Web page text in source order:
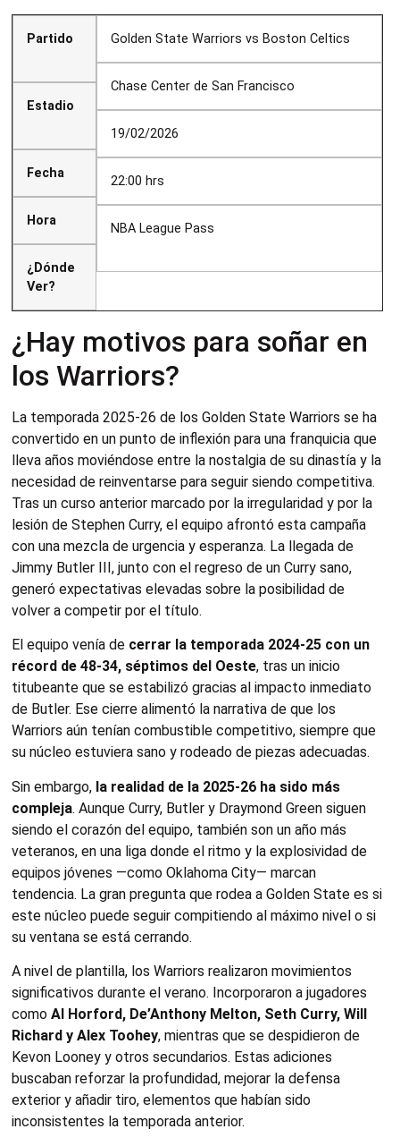
Partido
Estadio
Fecha
Hora
¿Dónde
Ver?
Golden State Warriors vs Boston Celtics
Chase Center de San Francisco
19/02/2026
22:00 hrs
NBA League Pass
¿Hay motivos para soñar en
los Warriors?
La temporada 2025‑26 de los Golden State Warriors se ha
convertido en un punto de inflexión para una franquicia que
lleva años moviéndose entre la nostalgia de su dinastía y la
necesidad de reinventarse para seguir siendo competitiva.
Tras un curso anterior marcado por la irregularidad y por la
lesión de Stephen Curry, el equipo afrontó esta campaña
con una mezcla de urgencia y esperanza. La llegada de
Jimmy Butler III, junto con el regreso de un Curry sano,
generó expectativas elevadas sobre la posibilidad de
volver a competir por el título.
El equipo venía de cerrar la temporada 2024‑25 con un
récord de 48‑34, séptimos del Oeste, tras un inicio
titubeante que se estabilizó gracias al impacto inmediato
de Butler. Ese cierre alimentó la narrativa de que los
Warriors aún tenían combustible competitivo, siempre que
su núcleo estuviera sano y rodeado de piezas adecuadas.
Sin embargo, la realidad de la 2025‑26 ha sido más
compleja. Aunque Curry, Butler y Draymond Green siguen
siendo el corazón del equipo, también son un año más
veteranos, en una liga donde el ritmo y la explosividad de
equipos jóvenes —como Oklahoma City— marcan
tendencia. La gran pregunta que rodea a Golden State es si
este núcleo puede seguir compitiendo al máximo nivel o si
su ventana se está cerrando.
A nivel de plantilla, los Warriors realizaron movimientos
significativos durante el verano. Incorporaron a jugadores
como Al Horford, De’Anthony Melton, Seth Curry, Will
Richard y Alex Toohey, mientras que se despidieron de
Kevon Looney y otros secundarios. Estas adiciones
buscaban reforzar la profundidad, mejorar la defensa
exterior y añadir tiro, elementos que habían sido
inconsistentes la temporada anterior.